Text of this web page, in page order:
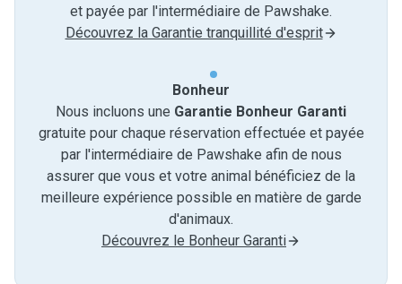
et payée par l'intermédiaire de Pawshake.
Découvrez la Garantie tranquillité d'esprit
Bonheur
Nous incluons une Garantie Bonheur Garanti
gratuite pour chaque réservation effectuée et payée
par l'intermédiaire de Pawshake afin de nous
assurer que vous et votre animal bénéficiez de la
meilleure expérience possible en matière de garde
d'animaux.
Découvrez le Bonheur Garanti